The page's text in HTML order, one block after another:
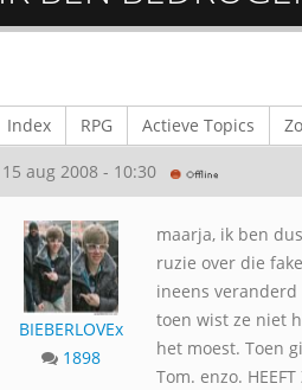
Index RPG Actieve Topics
15 aug 2008 - 10:30
BIEBERLOVEx
1898
maarja, ik ben
ruzie over die
ineens
toen wist ze niet
het moest. Toen
Tom. enzo. HEEFT